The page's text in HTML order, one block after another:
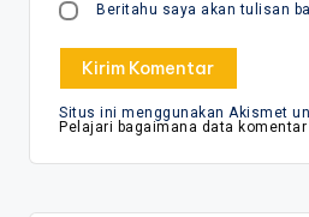
Beritahu saya akan tulisan
Situs ini menggunakan Akismet
Pelajari bagaimana data